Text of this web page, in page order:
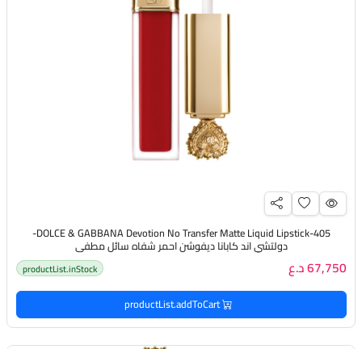
DOLCE & GABBANA Devotion No Transfer Matte Liquid Lipstick-405-
دولتشي اند كابانا ديفوشن احمر شفاه سائل مطفي
67,750 د.ع productList.inStock
productList.addToCart